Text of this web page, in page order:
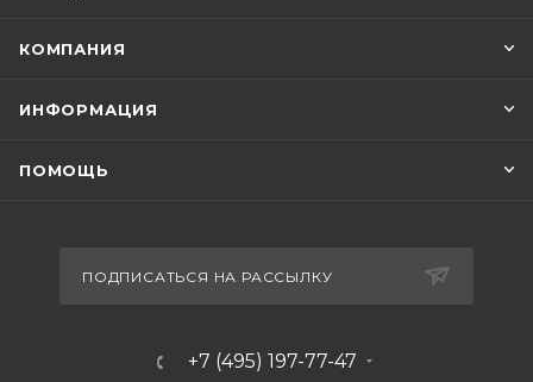
КОМПАНИЯ
ИНФОРМАЦИЯ
ПОМОЩЬ
ПОДПИСАТЬСЯ НА РАССЫЛКУ
+7 (495) 197-77-47